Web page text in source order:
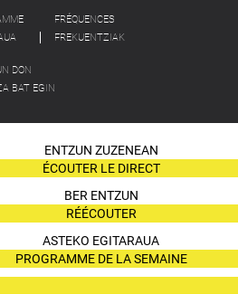
FRÉQUENCES
FREKUENTZIAK
DON
BAT EGIN
ENTZUN ZUZENEAN
ÉCOUTER LE DIRECT
BER ENTZUN
RÉÉCOUTER
ASTEKO EGITARAUA
PROGRAMME DE LA SEMAINE